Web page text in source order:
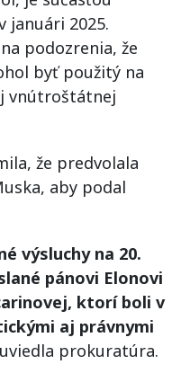
januári 2025.
podozrenia, že
byť použitý na
vnútroštátnej
že predvolala
aby podal
výsluchy na 20.
pánovi Elonovi
ktorí boli v
aj právnymi
uviedla prokuratúra.